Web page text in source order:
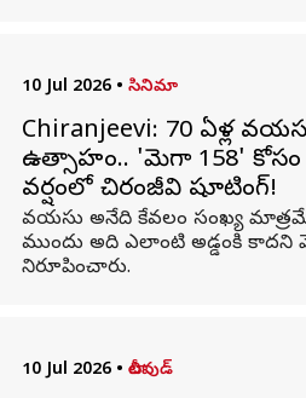
10 Jul 2026 • సినిమా
Chiranjeevi: 70 ఏళ్ల
ఉత్సాహం.. 'మెగా 158' కోసం
వర్షంలో చిరంజీవి షూటింగ్!
వయసు అనేది కేవలం సంఖ్య
ముందు అది ఎలాంటి అడ్డంకి
నిరూపించారు.
10 Jul 2026 • టాలీవుడ్